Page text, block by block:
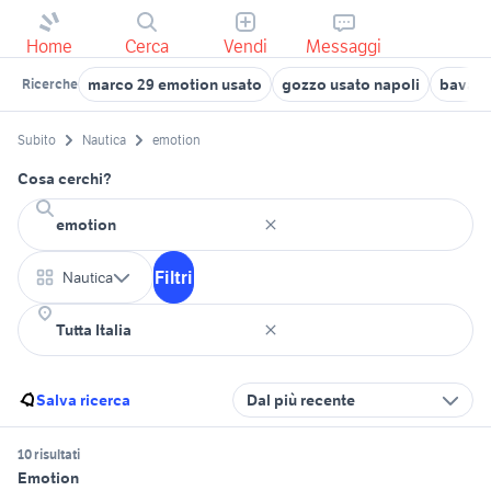
Home Cerca Vendi Messaggi
Ricerche marco 29 emotion usato gozzo usato napoli
Subito Nautica emotion
Cosa cerchi?
Nautica Filtri
Salva ricerca Dal più recente
10 risultati
Emotion